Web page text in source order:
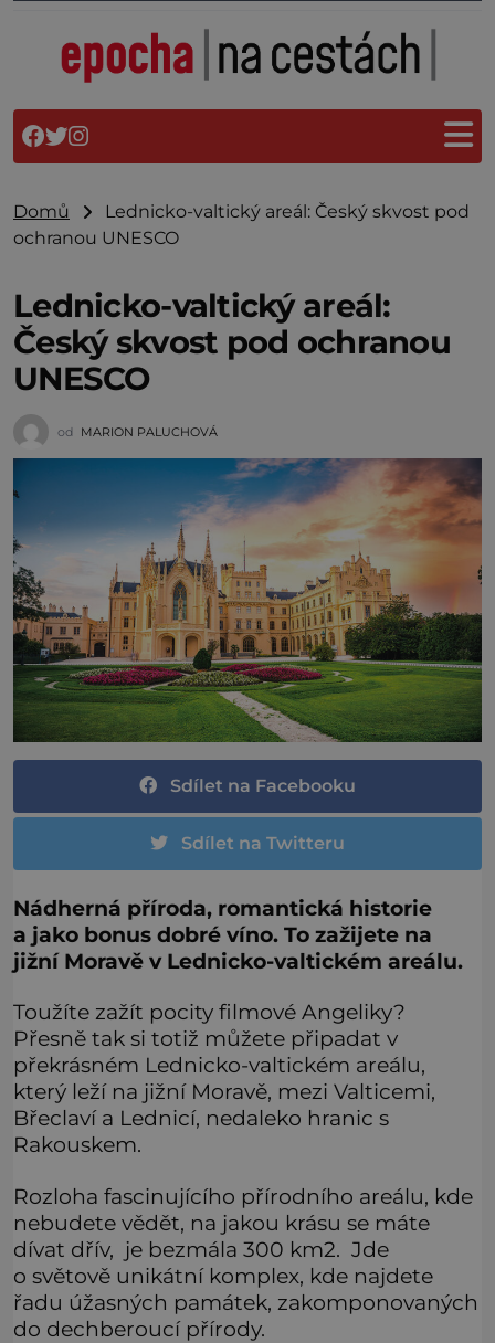
Domů
Lednicko-valtický areál: Český skvost pod
ochranou UNESCO
Lednicko-valtický areál:
Český skvost pod ochranou
UNESCO
od MARION PALUCHOVÁ
Sdílet na Facebooku
Sdílet na Twitteru
Nádherná příroda, romantická historie
a jako bonus dobré víno. To zažijete na
jižní Moravě v Lednicko-valtickém areálu.
Toužíte zažít pocity filmové Angeliky?
Přesně tak si totiž můžete připadat v
překrásném Lednicko-valtickém areálu,
který leží na jižní Moravě, mezi Valticemi,
Břeclaví a Lednicí, nedaleko hranic s
Rakouskem.
Rozloha fascinujícího přírodního areálu, kde
nebudete vědět, na jakou krásu se máte
dívat dřív, je bezmála 300 km2. Jde
o světově unikátní komplex, kde najdete
řadu úžasných památek, zakomponovaných
do dechberoucí přírody.